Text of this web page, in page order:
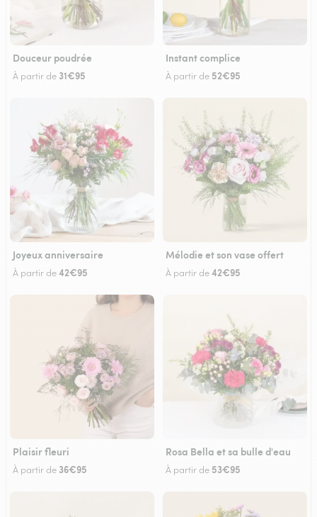
Douceur poudrée
À partir de 31€95
Instant complice
À partir de 52€95
Joyeux anniversaire
À partir de42€95
Mélodie et son vase offert
À partir de42€95
Plaisir fleuri
À partir de 36€95
Rosa Bella et sa bulle d'eau
À partir de 53€95